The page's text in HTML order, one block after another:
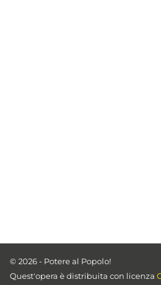
© 2026 - Potere al Popolo!
Quest'opera è distribuita con licenza